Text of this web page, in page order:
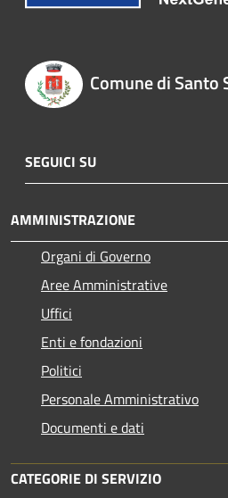
Comune di Santo
SEGUICI SU
AMMINISTRAZIONE
Organi di Governo
Aree Amministrative
Uffici
Enti e fondazioni
Politici
Personale Amministrativo
Documenti e dati
CATEGORIE DI SERVIZIO